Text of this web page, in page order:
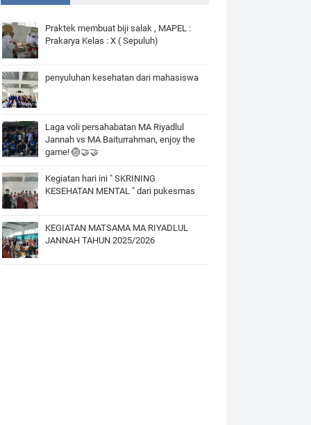
Praktek membuat biji salak , MAPEL :
Prakarya Kelas : X ( Sepuluh)
penyuluhan kesehatan dari mahasiswa
Laga voli persahabatan MA Riyadlul
Jannah vs MA Baiturrahman, enjoy the
game! 🏐🤝🤝
Kegiatan hari ini " SKRINING
KESEHATAN MENTAL " dari pukesmas
KEGIATAN MATSAMA MA RIYADLUL
JANNAH TAHUN 2025/2026